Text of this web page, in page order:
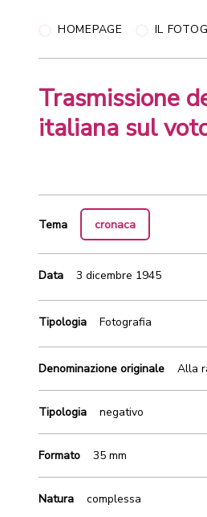
HOMEPAGE IL
Trasmissione
italiana sul
Tema cronaca
Data 3 dicembre 1945
Tipologia Fotografia
Denominazione originale Alla
Tipologia negativo
Formato 35 mm
Natura complessa